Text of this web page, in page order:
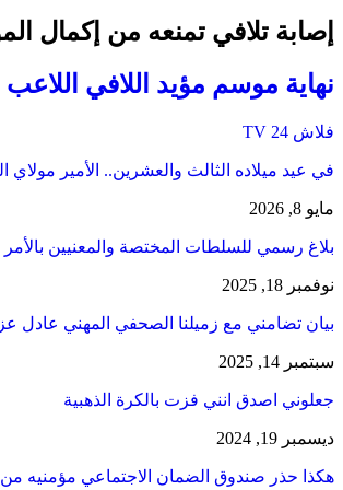
إصابة تلافي تمنعه من إكمال
نهاية موسم مؤيد اللافي
فلاش 24 TV
في عيد ميلاده الثالث والعشرين.. الأمير
مايو 8, 2026
بلاغ رسمي للسلطات المختصة والمعنيين بالأمر
نوفمبر 18, 2025
بيان تضامني مع زميلنا الصحفي المهني عادل
سبتمبر 14, 2025
جعلوني اصدق انني فزت بالكرة الذهبية
ديسمبر 19, 2024
هكذا حذر صندوق الضمان الاجتماعي مؤمنيه